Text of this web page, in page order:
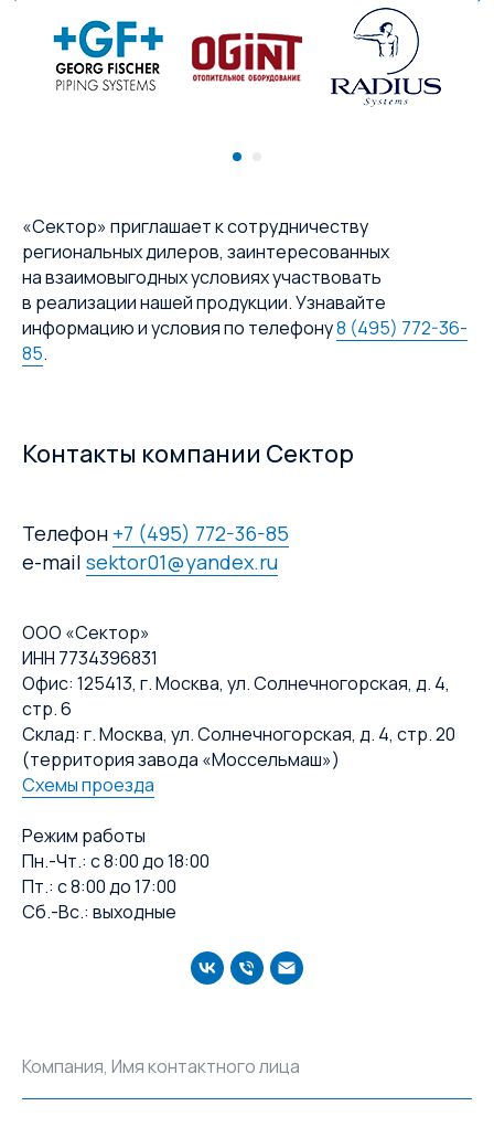
«Сектор» приглашает к сотрудничеству
региональных дилеров, заинтересованных
на взаимовыгодных условиях участвовать
в реализации нашей продукции. Узнавайте
информацию и условия по телефону8 (495) 772-36-
85.
Контакты компании Сектор
Телефон +7 (495) 772-36-85
e-mail sektor01@yandex.ru
ООО «Сектор»
ИНН 7734396831
Офис: 125413, г. Москва, ул. Солнечногорская, д. 4,
стр. 6
Склад: г. Москва, ул. Солнечногорская, д. 4, стр. 20
(территория завода «Моссельмаш»)
Схемы проезда
Режим работы
Пн.-Чт.: с 8:00 до 18:00
Пт.: с 8:00 до 17:00
Сб.-Вс.: выходные
Компания, Имя контактного лица